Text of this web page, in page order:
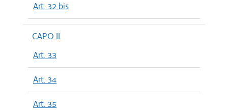
Art. 32 bis
CAPO II
Art. 33
Art. 34
Art. 35